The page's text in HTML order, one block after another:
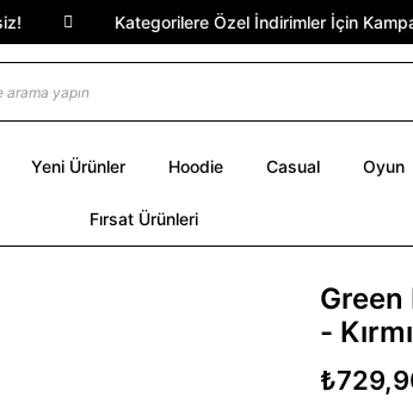
Kategorilere Özel İndirimler İçin
Yeni Ürünler Hoodie Casual Oyun
Fırsat Ürünleri
Green
-